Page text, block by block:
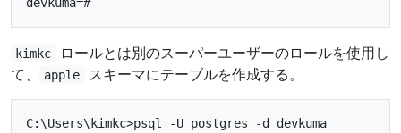
kimkc
ロールとは別のスーパーユーザーのロールを使用し
て、
apple スキーマにテーブルを作成する。
C:\Users\kimkc>psql -U postgres -d devkuma